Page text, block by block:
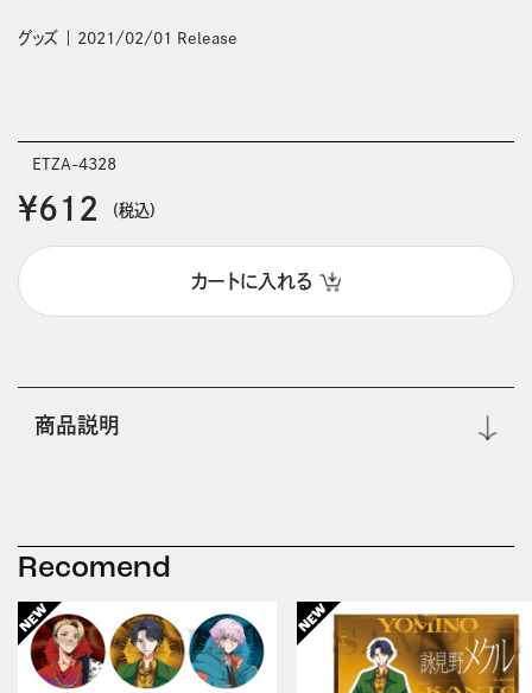
グッズ 2021/02/01 Release
ETZA-4328
￥612 (税込)
カートに入れる
商品説明
Recomend